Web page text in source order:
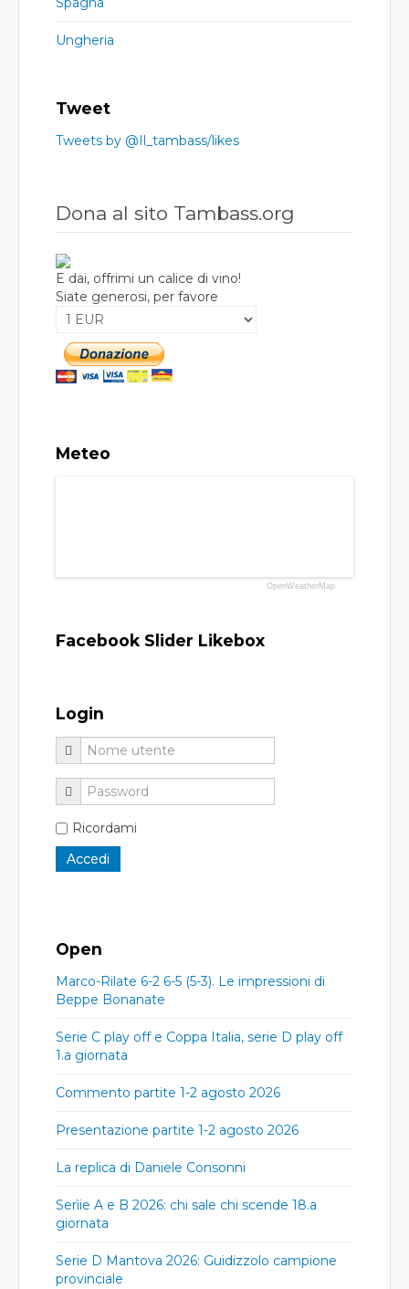
Ungheria
Tweet
Tweets by @Il_tambass/likes
Dona al sito Tambass.org
E dai, offrimi un calice di vino!
Siate generosi, per favore
Meteo
OpenWeatherMap
Facebook Slider Likebox
Login
Ricordami
Open
Marco-Rilate 6-2 6-5 (5-3). Le impressioni di
Beppe Bonanate
Serie C play off e Coppa Italia, serie D play off
1.a giornata
Commento partite 1-2 agosto 2026
Presentazione partite 1-2 agosto 2026
La replica di Daniele Consonni
Serìie A e B 2026: chi sale chi scende 18.a
giornata
Serie D Mantova 2026: Guidizzolo campione
provinciale